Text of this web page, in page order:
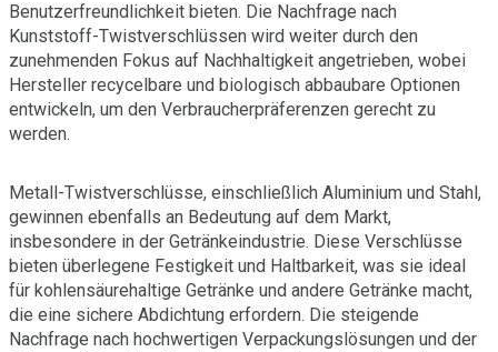
Benutzerfreundlichkeit bieten. Die Nachfrage nach
Kunststoff-Twistverschlüssen wird weiter durch den
zunehmenden Fokus auf Nachhaltigkeit angetrieben, wobei
Hersteller recycelbare und biologisch abbaubare Optionen
entwickeln, um den Verbraucherpräferenzen gerecht zu
werden.
Metall-Twistverschlüsse, einschließlich Aluminium und Stahl,
gewinnen ebenfalls an Bedeutung auf dem Markt,
insbesondere in der Getränkeindustrie. Diese Verschlüsse
bieten überlegene Festigkeit und Haltbarkeit, was sie ideal
für kohlensäurehaltige Getränke und andere Getränke macht,
die eine sichere Abdichtung erfordern. Die steigende
Nachfrage nach hochwertigen Verpackungslösungen und der